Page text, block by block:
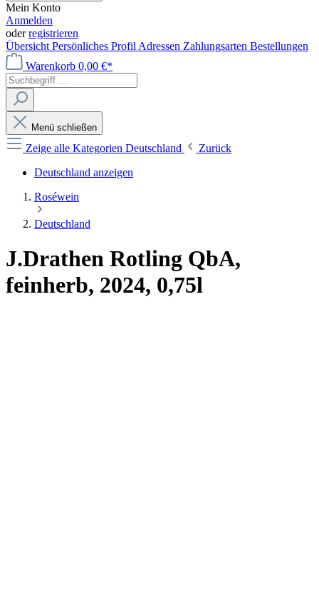
Mein Konto
Anmelden
oderregistrieren
Übersicht Persönliches Profil Adressen Zahlungsarten Bestellungen
Warenkorb 0,00 €*
Menü schließen
Zeige alle Kategorien Deutschland
Zurück
Deutschland anzeigen
Roséwein
Deutschland
J.Drathen Rotling QbA,
feinherb, 2024, 0,75l